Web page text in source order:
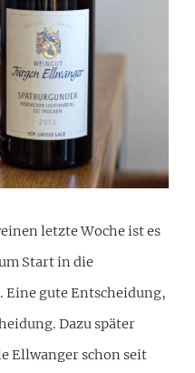
letzte Woche ist es
Start in die
Eine gute Entscheidung,
Dazu später
Ellwanger schon seit